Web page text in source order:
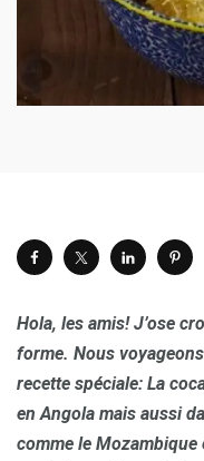
Hola, les amis! J’ose
forme. Nous
recette spéciale: La
en Angola mais aussi
comme le Mozambique